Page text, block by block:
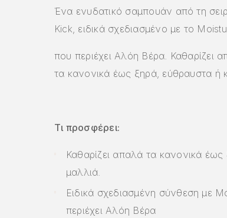
Ένα ενυδατικό σαμπουάν από τη
Kick, ειδικά σχεδιασμένο με το
που περιέχει Αλόη Βέρα. Καθαρίζει
τα κανονικά έως ξηρά, εύθραυστα ή
Τι προσφέρει:
Καθαρίζει απαλά τα κανονικά έως
μαλλιά.
Ειδικά σχεδιασμένη σύνθεση με
περιέχει Αλόη Βέρα